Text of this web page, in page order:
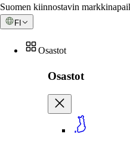
Suomen kiinnostavin
FI
Osastot
Osastot